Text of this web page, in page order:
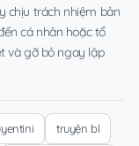
chịu trách nhiệm bản
cá nhân hoặc tổ
và gỡ bỏ ngay lập
truyện bl